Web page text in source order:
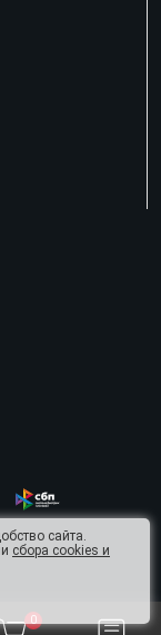
0
сайта.
сбора cookies и